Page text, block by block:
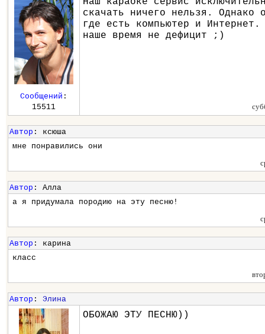
скачать ничего нельзя. Однако
где есть компьютер и
наше время не дефицит ;)
Сообщений :
15511
Автор : ксюша
мне понравились они
Автор : Алла
а я придумала породию на эту песню!
Автор : карина
класс
Автор : Элина
ОБОЖАЮ ЭТУ ПЕСНЮ))